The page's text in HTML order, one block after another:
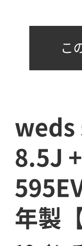
こ
weds
8.5J
年製